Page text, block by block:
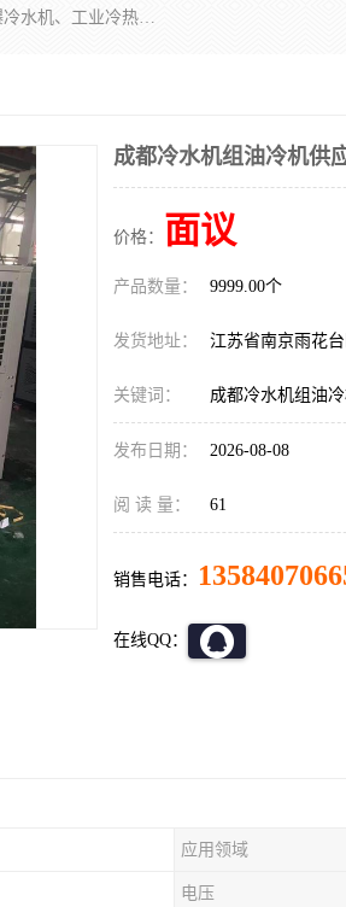
南京康嘉温控设备有限公司是一家工业冷水机厂家，主营产品：低温冷水机、防爆冷水机、工业冷热一体机、工业冷水机等冷水机，公司依托南京工业大学的技术，汇集众多业内技术，不断管理模式，使得我们的产品始终处于国内成员之一水平，在业界享有很高赞誉，是欧洲、北美、中东、东南亚等多个国家和地区。
成都冷水机组油冷机供
价格： 面议
产品数量： 9999.00个
发货地址： 江苏省南京雨花
关键词： 成都冷水机组油
发布日期： 2026-08-08
阅 读 量： 61
销售电话：
在线QQ：
应用领域
电压